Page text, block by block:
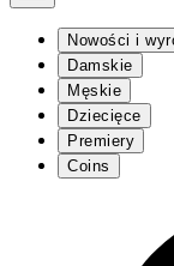
Nowości i
Damskie
Męskie
Dziecięce
Premiery
Coins